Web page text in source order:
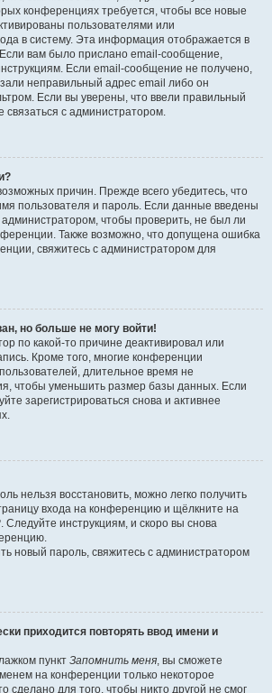
конференциях требуется, чтобы все новые
пользователями или
в систему. Эта информация отображается в
вам было прислано email-сообщение,
Если email-сообщение не получено,
неправильный адрес email либо он
Если вы уверены, что ввели правильный
связаться с администратором.
причин. Прежде всего убедитесь, что
пользователя и пароль. Если данные введены
администратором, чтобы проверить, не был ли
Также возможно, что допущена ошибка
свяжитесь с администратором для
но больше не могу войти!
по какой-то причине деактивировал или
Кроме того, многие конференции
длительное время не
чтобы уменьшить размер базы данных. Если
зарегистрироваться снова и активнее
нельзя восстановить, можно легко получить
входа на конференцию и щёлкните на
. Следуйте инструкциям, и скоро вы снова
новый пароль, свяжитесь с администратором
приходится повторять ввод имени и
пункт Запомнить меня, вы сможете
на конференции только некоторое
сделано для того, чтобы никто другой не смог